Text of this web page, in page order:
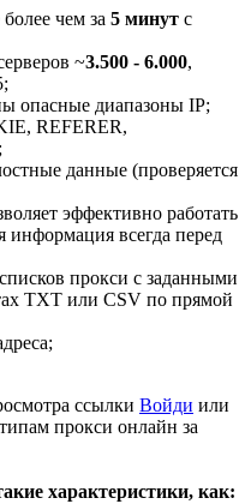
чем за 5 минут с
~3.500 - 6.000,
опасные диапазоны IP;
REFERER,
данные (проверяется
эффективно работать
информация всегда перед
прокси с заданными
TXT или CSV по прямой
ссылки Войди или
прокси онлайн за
характеристики, как: